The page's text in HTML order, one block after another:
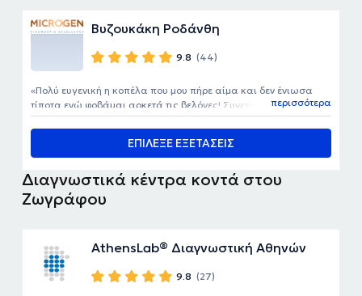
Βυζουκάκη Ροδάνθη
9.8 (44)
ΕΠΙΛΕΞΕ ΕΞΕΤΑΣΕΙΣ
Πολύ ευγενική η κοπέλα που μου πήρε αίμα και δεν ένιωσα
τίποτα ενώ φοβάμαι αρκετά τις βελόνες! Συνεπής και γρήγορη!
Τα αποτελέσματα ήρθαν το μεσημέρι στο εμαιλ μου! Έμεινα
πολύ ικανοποιημένη! Θα επαναλάβω τις εξετάσεις μου εκεί!
περισσότερα
Διαγνωστικά κέντρα κοντά στου
Ζωγράφου
AthensLab® Διαγνωστική Αθηνών
9.8 (27)